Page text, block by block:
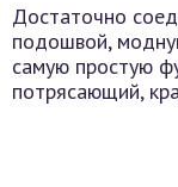
Достаточно
подошвой,
самую простую
потрясающий,